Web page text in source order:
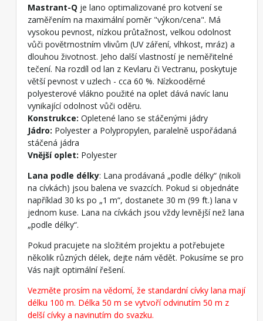
Mastrant-Q je lano optimalizované pro kotvení se
zaměřením na maximální poměr "výkon/cena". Má
vysokou pevnost, nízkou průtažnost, velkou odolnost
vůči povětrnostním vlivům (UV záření, vlhkost, mráz) a
dlouhou životnost. Jeho další vlastností je neměřitelné
tečení. Na rozdíl od lan z Kevlaru či Vectranu, poskytuje
větší pevnost v uzlech - cca 60 %. Nízkooděrné
polyesterové vlákno použité na oplet dává navíc lanu
vynikající odolnost vůči oděru.
Konstrukce: Opletené lano se stáčenými jádry
Jádro: Polyester a Polypropylen, paralelně uspořádaná
stáčená jádra
Vnější oplet: Polyester
Lana podle délky: Lana prodávaná „podle délky“ (nikoli
na cívkách) jsou balena ve svazcích. Pokud si objednáte
například 30 ks po „1 m“, dostanete 30 m (99 ft.) lana v
jednom kuse. Lana na cívkách jsou vždy levnější než lana
„podle délky“.
Pokud pracujete na složitém projektu a potřebujete
několik různých délek, dejte nám vědět. Pokusíme se pro
Vás najít optimální řešení.
Vezměte prosím na vědomí, že standardní cívky lana mají
délku 100 m. Délka 50 m se vytvoří odvinutím 50 m z
delší cívky a navinutím do svazku.